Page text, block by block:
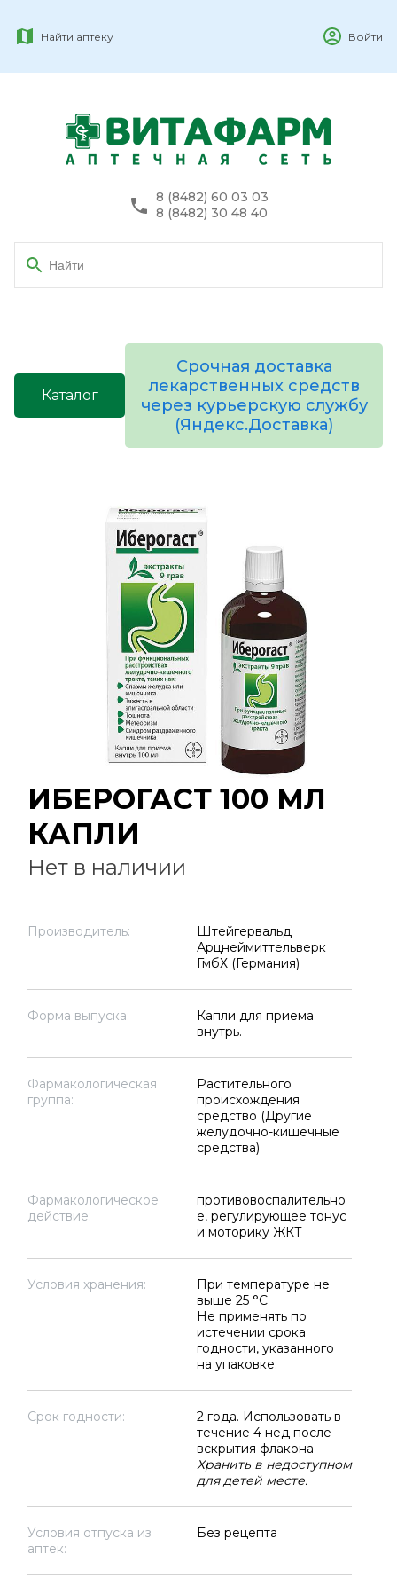
Найти аптеку Войти
8 (8482) 60 03 03
8 (8482) 30 48 40
Каталог
Срочная доставка
лекарственных средств
через курьерскую службу
(Яндекс.Доставка)
ИБЕРОГАСТ 100 МЛ
КАПЛИ
Нет в наличии
Производитель:
Штейгервальд
Арцнеймиттельверк
ГмбХ (Германия)
Форма выпуска:
Капли для приема
внутрь.
Фармакологическая
группа:
Растительного
происхождения
средство (Другие
желудочно-кишечные
средства)
Фармакологическое
действие:
противовоспалительно
е, регулирующее тонус
и моторику ЖКТ
Условия хранения:
При температуре не
выше 25 °C
Не применять по
истечении срока
годности, указанного
на упаковке.
Срок годности:
2 года. Использовать в
течение 4 нед после
вскрытия флакона
Хранить в недоступном
для детей месте.
Условия отпуска из
аптек:
Без рецепта